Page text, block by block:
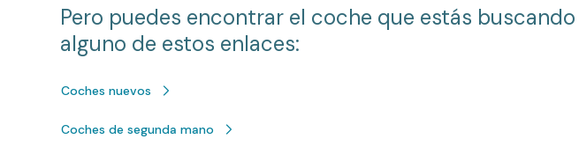
Pero puedes encontrar el coche que estás buscando
alguno de estos enlaces:
Coches nuevos
Coches de segunda mano